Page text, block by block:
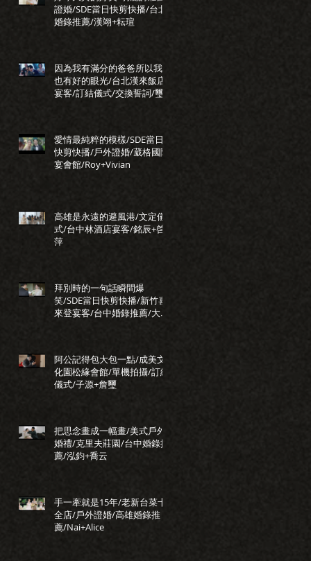
證婚/SDE當日快剪快播/台北
婚錄推薦/漢翊+耘瑄
因為我有滿分的爸爸所以我
也有好的眼光/台北漢來飯店
宴客/訂結儀式/交換誓詞/璽
愛情最純粹的模樣/SDE當日
快剪快播/戶外證婚/葳格國際
宴會館/Roy+Vivian
高雄是永遠的避風港/文定儀
式/台中林酒店宴客/銘辰+啓
萍
拜別時的一句話瞬間爆
笑/SDE當日快剪快播/新竹喜
來登宴客/台中婚錄推薦/大藝
阿公記得包大包一點/成美文
化園松緣會館/單機拍攝/訂結
儀式/子源+詹璽
把思念畫成一幅畫/美式戶外
婚禮/克里夫莊園/台中婚錄推
薦/泓鈞+喬云
手一牽就是15年/老新台菜十
全店/戶外證婚/高雄婚錄推
薦/Nai+Alice